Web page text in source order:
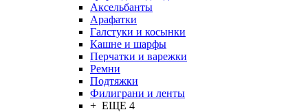
Аксельбанты
Арафатки
Галстуки и косынки
Кашне и шарфы
Перчатки и варежки
Ремни
Подтяжки
Филиграни и ленты
+ ЕЩЕ 4